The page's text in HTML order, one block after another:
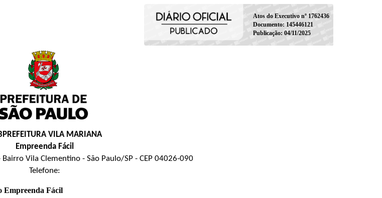
Atos do Executivo nº 1762436
Documento: 145446121
Publicação: 04/11/2025
VILA MARIANA
Empreenda Fácil
Bairro Vila Clementino - São Paulo/SP - CEP 04026-090
Telefone:
Empreenda Fácil